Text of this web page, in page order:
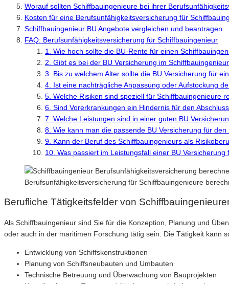
Worauf sollten Schiffbauingenieure bei ihrer
Kosten für eine Berufsunfähigkeitsversicherung für
Schiffbauingenieur BU Angebote vergleichen und beantragen
FAQ: Berufsunfähigkeitsversicherung für Schiffbauingenieur
1. Wie hoch sollte die BU-Rente für einen
2. Gibt es bei der BU Versicherung im
3. Bis zu welchem Alter sollte die BU Versicherung für
4. Ist eine nachträgliche Anpassung oder Aufstockung
5. Welche Risiken sind speziell für Schiffbauingenieure
6. Sind Vorerkrankungen ein Hindernis für den
7. Welche Leistungen sind in einer guten BU
8. Wie kann man die passende BU Versicherung für
9. Kann der Beruf des Schiffbauingenieurs als
10. Was passiert im Leistungsfall einer BU
Berufsunfähigkeitsversicherung für Schiffbauingenieure
Berufliche Tätigkeitsfelder von
Als Schiffbauingenieur sind Sie für die Konzeption, Planung und
oder auch in der maritimen Forschung tätig sein. Die Tätigkeit kann
Entwicklung von Schiffskonstruktionen
Planung von Schiffsneubauten und Umbauten
Technische Betreuung und Überwachung von Bauprojekten